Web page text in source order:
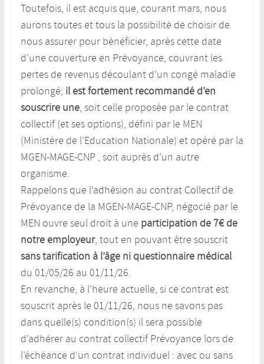
Toutefois, il est acquis que, courant mars, nous
aurons toutes et tous la possibilité de choisir de
nous assurer pour bénéficier, après cette date
d’une couverture en Prévoyance, couvrant les
pertes de revenus découlant d’un congé maladie
prolongé; il est fortement recommandé d’en
souscrire une, soit celle proposée par le contrat
collectif (et ses options), défini par le MEN
(Ministère de l’Education Nationale) et opéré par la
MGEN-MAGE-CNP , soit auprès d’un autre
organisme.
Rappelons que l’adhésion au contrat Collectif de
Prévoyance de la MGEN-MAGE-CNP, négocié par le
MEN ouvre seul droit à une participation de 7€ de
notre employeur, tout en pouvant être souscrit
sans tarification à l’âge ni questionnaire médical
du 01/05/26 au 01/11/26.
En revanche, à l’heure actuelle, si ce contrat est
souscrit après le 01/11/26, nous ne savons pas
dans quelle(s) condition(s) il sera possible
d’adhérer au contrat collectif Prévoyance lors de
l’échéance d’un contrat individuel : avec ou sans